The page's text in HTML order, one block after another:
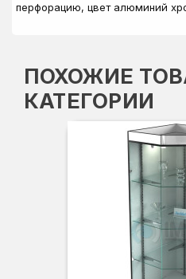
перфорацию, цвет алюминий
ПОХОЖИЕ
КАТЕГОРИИ